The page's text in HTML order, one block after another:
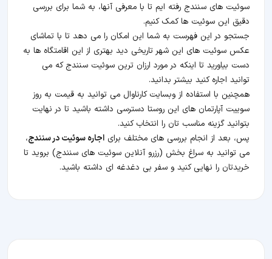
سوئیت های سنندج رفته ایم تا با معرفی آنها، به شما برای بررسی
دقیق این سوئیت ها کمک کنیم.
جستجو در این فهرست به شما این امکان را می دهد تا با تماشای
عکس سوئیت های این شهر تاریخی دید بهتری از این اقامتگاه ها به
دست بیاورید تا اینکه در مورد ارزان ترین سوئیت سنندج که می
توانید اجاره کنید بیشتر بدانید.
همچنین با استفاده از وبسایت کارناوال می توانید به قیمت به روز
سوییت آپارتمان های این روستا دسترسی داشته باشید تا در نهایت
بتوانید گزینه مناسب تان را انتخاب کنید.
پس، بعد از انجام بررسی های مختلف برای اجاره سوئیت در سنندج،
می توانید به سراغ بخش (رزرو آنلاین سوئیت های سنندج) بروید تا
خریدتان را نهایی کنید و سفر بی دغدغه ای داشته باشید.